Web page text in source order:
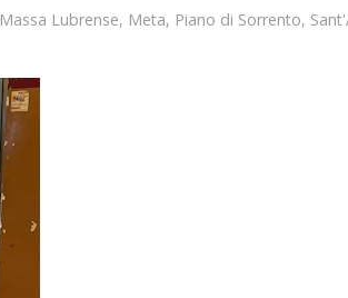
Massa Lubrense, Meta, Piano di Sorrento,